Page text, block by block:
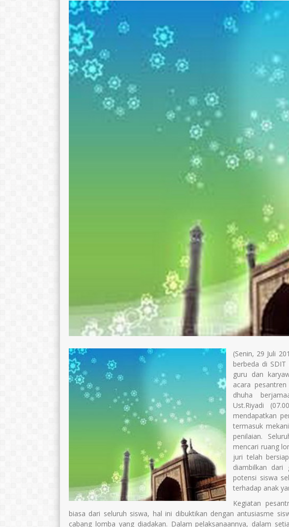
(Senin, 29 Juli
berbeda di
guru dan
acara
dhuha
Ust.Riyadi
mendapatkan
termasuk
penilaian.
mencari ruang
juri telah
diambilkan dari
potensi siswa
terhadap anak
Kegiatan
biasa dari seluruh siswa, hal ini dibuktikan dengan antusiasme
cabang lomba yang diadakan. Dalam pelaksanaannya, dalam
Temanggung, 29 April 1991
Islam
GTY
Guru Kelas
Wonogiri, 30 Maret 1992
AGAMA
STAT
GTK